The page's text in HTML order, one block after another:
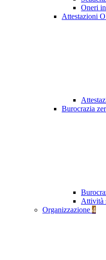
Oneri
Attestazioni
Burocrazia
Attività
Organizzazione 4